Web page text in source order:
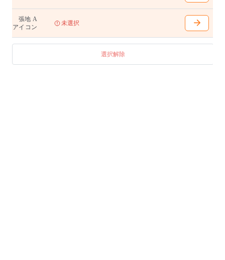
張地 A
アイコン
未選択
選択解除